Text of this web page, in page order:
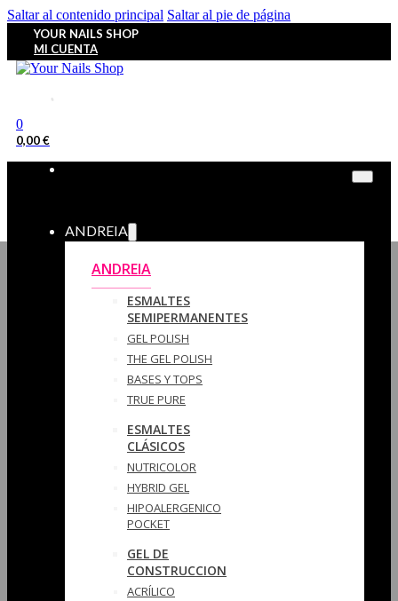
Saltar al contenido principal Saltar al pie de página
YOUR NAILS SHOP
MI CUENTA
0
0,00€
ANDREIA
ANDREIA
ESMALTES
SEMIPERMANENTES
GEL POLISH
THE GEL POLISH
BASES Y‎ TOPS
TRUE PURE
ESMALTES
CLÁSICOS
NUTRICOLOR
HYBRID GEL
HIPOALERGENICO
POCKET
GEL DE
CONSTRUCCION
ACRÍLICO